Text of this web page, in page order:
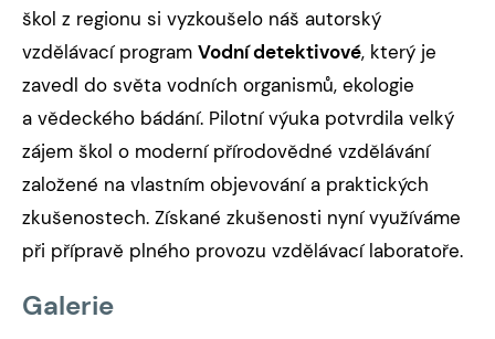
škol z regionu si vyzkoušelo náš autorský
vzdělávací program Vodní detektivové, který je
zavedl do světa vodních organismů, ekologie
a vědeckého bádání. Pilotní výuka potvrdila velký
zájem škol o moderní přírodovědné vzdělávání
založené na vlastním objevování a praktických
zkušenostech. Získané zkušenosti nyní využíváme
při přípravě plného provozu vzdělávací laboratoře.
Galerie